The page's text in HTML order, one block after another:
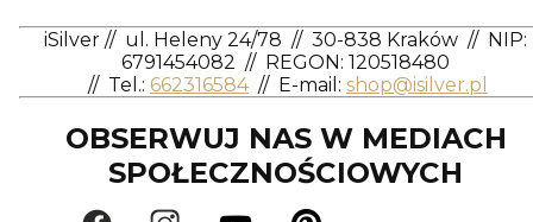
iSilver // ul. Heleny 24/78 // 30-838 Kraków // NIP:
6791454082 // REGON: 120518480
// Tel.: 662316584 // E-mail: shop@isilver.pl
OBSERWUJ NAS W MEDIACH
SPOŁECZNOŚCIOWYCH